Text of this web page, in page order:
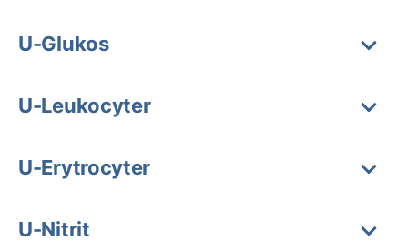
U-Glukos
U-Leukocyter
U-Erytrocyter
U-Nitrit